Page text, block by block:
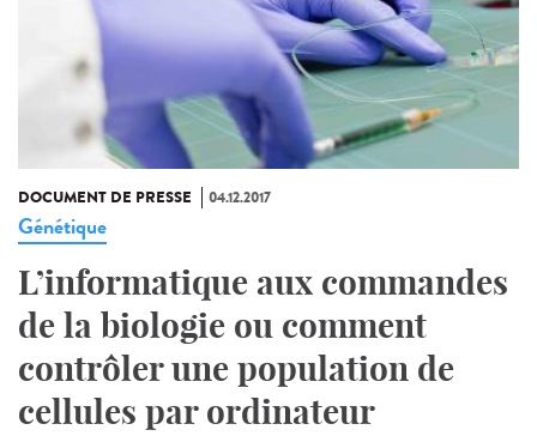
DOCUMENT DE PRESSE 04.12.2017
Génétique
L’informatique aux commandes
de la biologie ou comment
contrôler une population de
cellules par ordinateur